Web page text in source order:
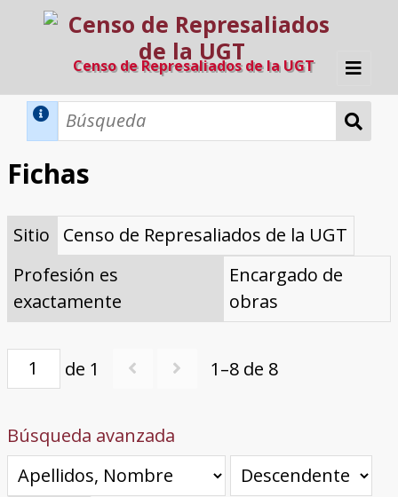
Censo de Represaliados de la UGT
Inicio
Directorio A-Z
Provincias de nacimiento
Profesión
Cárceles
Condenados a muerte
Condenados a muerte (con busca
dinámica)
Ejecutados
El proyecto
Razones y objetivos
El equipo
Colaboradores
Fuentes documentales
Fichas
Sitio
Censo de Represaliados de la UGT
Profesión es
exactamente
Encargado de
obras
de 1 1–8 de 8
Búsqueda avanzada